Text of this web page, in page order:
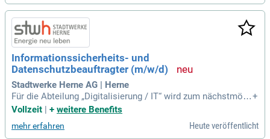
Informationssicherheits- und
Datenschutzbeauftragter (m/w/d)
Stadtwerke Herne AG | Herne
Für die Abteilung „Digitalisierung / IT“ wird zum nächstmögli
chen Zeitpunkt ein Informationssicherheits- und Datenschut
Step Stone.de bit.ly/4w2X7RC APCT1_DE.
+
Vollzeit | + weitere Benefits
mehr erfahren Heute veröffentlicht